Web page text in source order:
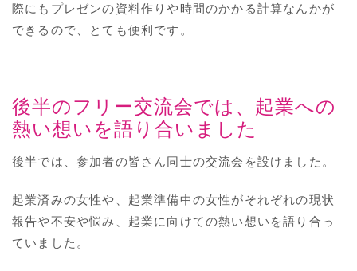
際にもプレゼンの資料作りや時間のかかる計算なんかが
できるので、とても便利です。
後半のフリー交流会では、起業への
熱い想いを語り合いました
後半では、参加者の皆さん同士の交流会を設けました。
起業済みの女性や、起業準備中の女性がそれぞれの現状
報告や不安や悩み、起業に向けての熱い想いを語り合っ
ていました。